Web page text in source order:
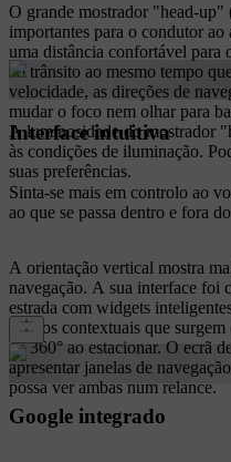
O grande mostrador "head-up"
importantes para o condutor ao
uma distância confortável para
ao trânsito ao mesmo tempo
velocidade, as direções de
mudar o foco nem olhar para
A luminosidade do mostrador
às condições de iluminação.
suas preferências.
Interface intuitiva
Sinta-se mais em controlo ao
ao que se passa dentro e fora
A orientação vertical mostra
navegação. A sua interface foi
estrada com widgets
atalhos contextuais que
de 360° ao estacionar. O ecrã
apresentar janelas de
possa ver ambas num relance.
Google integrado